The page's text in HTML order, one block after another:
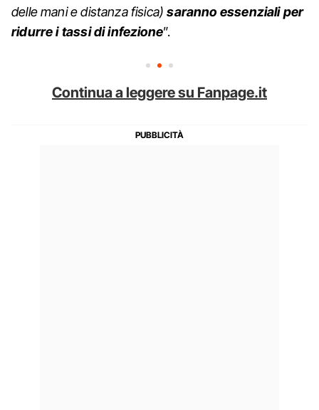
delle mani e distanza fisica)saranno essenziali per
ridurre i tassi di infezione”.
Continua a leggere su Fanpage.it